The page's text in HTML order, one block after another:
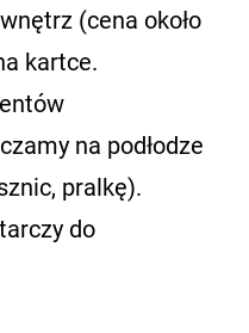
(cena około
kartce.
na podłodze
pralkę).
do